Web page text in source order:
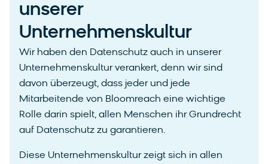
unserer
Unternehmenskultur
Wir haben den Datenschutz auch in unserer
Unternehmenskultur verankert, denn wir sind
davon überzeugt, dass jeder und jede
Mitarbeitende von Bloomreach eine wichtige
Rolle darin spielt, allen Menschen ihr Grundrecht
auf Datenschutz zu garantieren.
Diese Unternehmenskultur zeigt sich in allen